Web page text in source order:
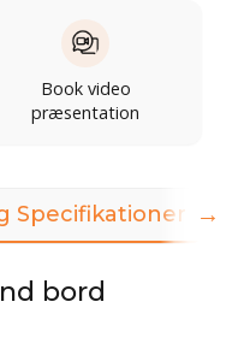
Book video
præsentation
Specifikationer
bord
→